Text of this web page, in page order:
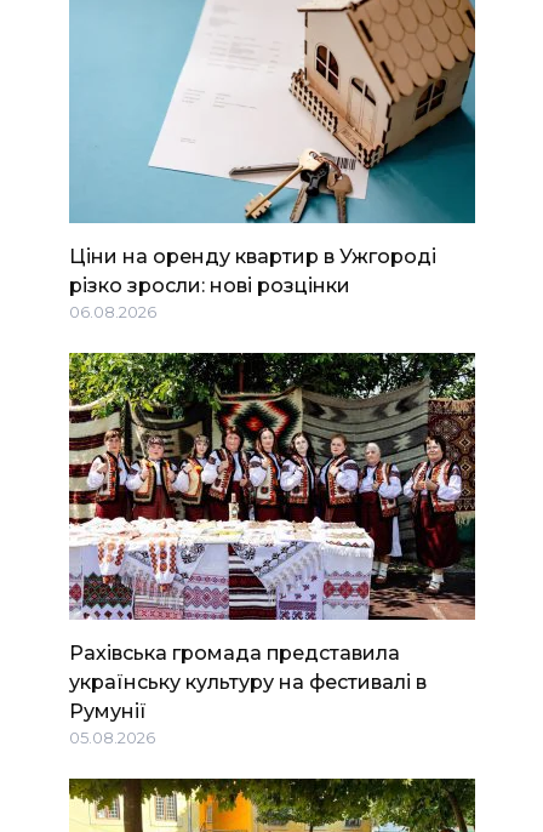
Ціни на оренду квартир в Ужгороді
різко зросли: нові розцінки
06.08.2026
Рахівська громада представила
українську культуру на фестивалі в
Румунії
05.08.2026